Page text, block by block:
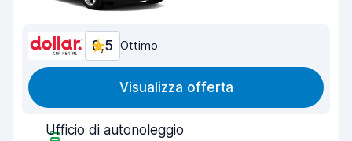
8,5 Ottimo
Visualizza offerta
Ufficio di autonoleggio